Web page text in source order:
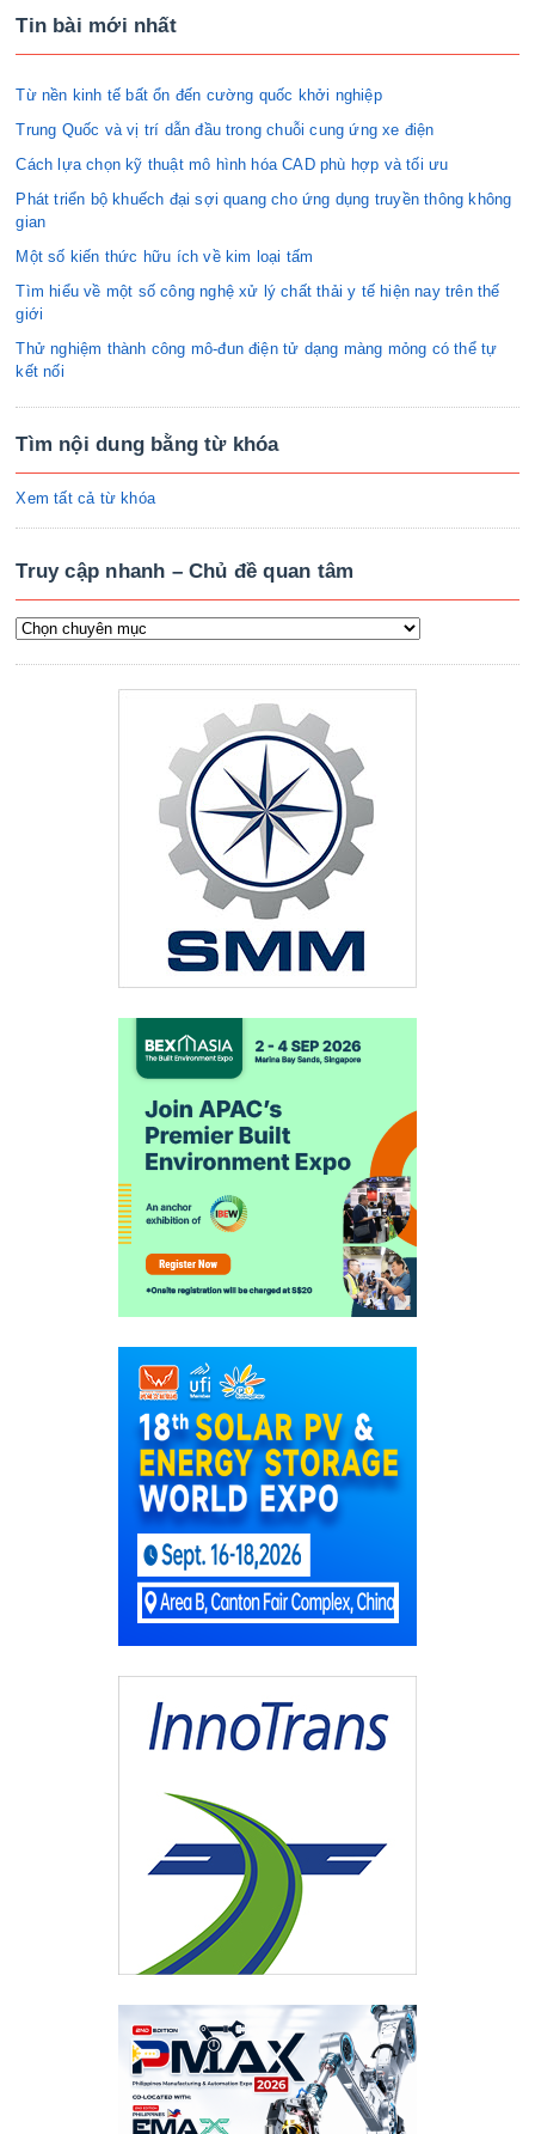
Tin bài mới nhất
Từ nền kinh tế bất ổn đến cường quốc khởi nghiệp
Trung Quốc và vị trí dẫn đầu trong chuỗi cung ứng xe điện
Cách lựa chọn kỹ thuật mô hình hóa CAD phù hợp và tối ưu
Phát triển bộ khuếch đại sợi quang cho ứng dụng truyền thông không
gian
Một số kiến thức hữu ích về kim loại tấm
Tìm hiểu về một số công nghệ xử lý chất thải y tế hiện nay trên thế
giới
Thử nghiệm thành công mô-đun điện tử dạng màng mỏng có thể tự
kết nối
Tìm nội dung bằng từ khóa
Xem tất cả từ khóa
Truy cập nhanh – Chủ đề quan tâm